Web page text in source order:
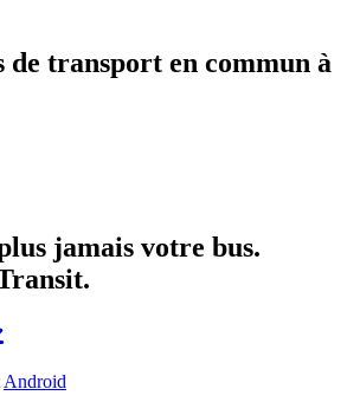
de transport en commun à
jamais votre bus.
Android